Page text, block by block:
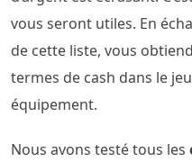
vous seront utiles. En
de cette liste, vous
termes de cash dans le
équipement.
Nous avons testé tous les